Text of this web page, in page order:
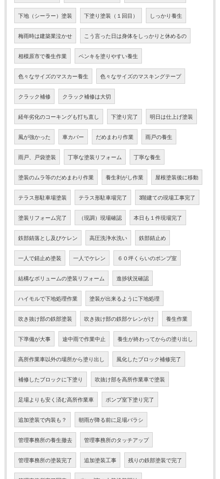
下地（シーラー）塗装 下塗り塗装（１回目） しっかり養生
梅雨時は建築業泣かせ こう言った日は身体をしっかりと休めるの
相模原市で養生作業 ペンキを塗りやすい養生
色々なサイズのマスカー養生 色々なサイズのマスキングテープ
クラック補修 クラック補修は大切
経年劣化のコーキングも打ち直し 下塗り完了 明日は仕上げ塗装
風が強かった 車カバー だめまわり作業 雨戸の養生
雨戸、戸袋塗装 丁寧な塗装リフォーム 丁寧な養生
塗装のムラ等のだめまわり作業 養生剥がし作業 屋根塗装後に移動
テラス形駐車場塗装 テラス形駐車場完了 3階建ての現場工事完了
塗装リフォーム完了 （現調）現場確認 本日も１件現場完了
鉄部錆落とし及びケレン 高圧洗浄水洗い 鉄部錆止め
一人で錆止め塗装 一人でケレン ６０坪くらいのポンプ室
結構なボリュームの塗装リフォーム 進捗状況確認
ハイモルで下地処理作業 塗装が出来るように下地処理
吹き抜け部の鉄部塗装 吹き抜け部の鉄部ケレンがけ 養生作業
下準備が大事 途中雨で作業中止 養生が終わってからの塗り出し
高所作業車以外の場所から塗り出し 風化したブロック補修完了
補修したブロックに下塗り 吹抜け部を高所作業車で塗装
足場よりも安く済む高所作業車 ポンプ室下塗り完了
追加塗装で内装も？ 朝雨が降る前に足場バラシ
管理事務所の養生撤去 管理事務所のタッチアップ
管理事務所の塗装完了 追加塗装工事 残りの鉄部塗装で完了